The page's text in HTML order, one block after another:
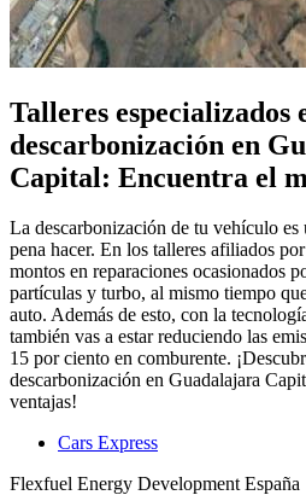
Talleres especializados
descarbonización en
Capital: Encuentra el
La descarbonización de tu vehículo es
pena hacer. En los talleres afiliados
montos en reparaciones ocasionados
partículas y turbo, al mismo tiempo
auto. Además de esto, con la
también vas a estar reduciendo las
15 por ciento en comburente.
descarbonización en Guadalajara
ventajas!
Cars Express
Flexfuel Energy Development España